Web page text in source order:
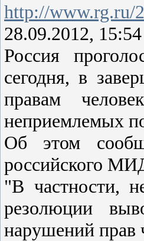
http://www.rg.ru/
28.09.2012,
Россия
сегодня, в
правам
неприемлемых
Об этом
российского
"В частности,
резолюции
нарушений прав